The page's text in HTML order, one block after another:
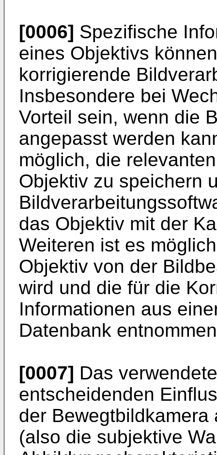
[0006] Spezifische
eines Objektivs
korrigierende
Insbesondere bei
Vorteil sein, wenn die
angepasst werden
möglich, die
Objektiv zu speichern
das Objektiv mit der
Weiteren ist es
Objektiv von der
wird und die für die
Informationen aus
Datenbank
[0007] Das
entscheidenden
der
(also die subjektive